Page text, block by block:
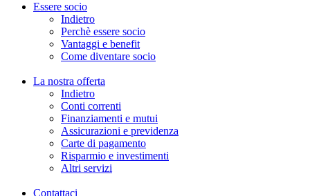
Essere socio
Indietro
Perchè essere socio
Vantaggi e benefit
Come diventare socio
La nostra offerta
Indietro
Conti correnti
Finanziamenti e mutui
Assicurazioni e previdenza
Carte di pagamento
Risparmio e investimenti
Altri servizi
Contattaci